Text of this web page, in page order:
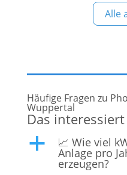
Solartechnik und
langjährigen
Alle
Häufige Fragen zu
Wuppertal
Das
a 📈 Wie viel
Anlage pro
erzeugen?